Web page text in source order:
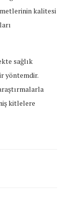
kalitesi
sağlık
yöntemdir.
kitlelere